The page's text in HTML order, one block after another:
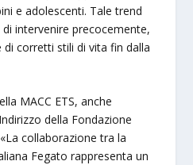
e adolescenti. Tale trend
di intervenire precocemente,
corretti stili di vita fin dalla
MACC ETS, anche
della Fondazione
collaborazione tra la
Fegato rappresenta un